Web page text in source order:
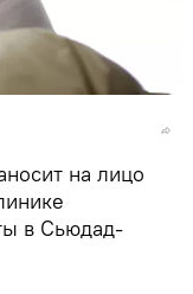
на лицо
в Сьюдад-